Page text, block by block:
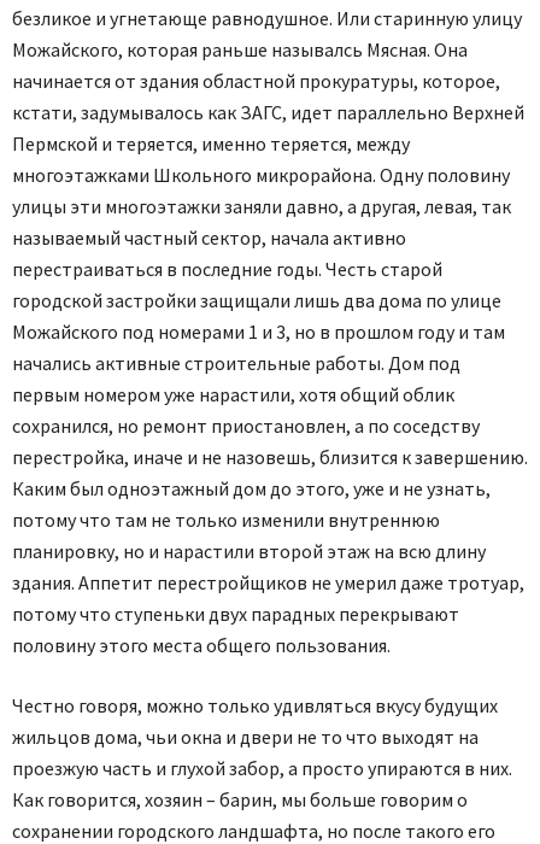
безликое и угнетающе равнодушное. Или старинную улицу
Можайского, которая раньше называлсь Мясная. Она
начинается от здания областной прокуратуры, которое,
кстати, задумывалось как ЗАГС, идет параллельно Верхней
Пермской и теряется, именно теряется, между
многоэтажками Школьного микрорайона. Одну половину
улицы эти многоэтажки заняли давно, а другая, левая, так
называемый частный сектор, начала активно
перестраиваться в последние годы. Честь старой
городской застройки защищали лишь два дома по улице
Можайского под номерами 1 и 3, но в прошлом году и там
начались активные строительные работы. Дом под
первым номером уже нарастили, хотя общий облик
сохранился, но ремонт приостановлен, а по соседству
перестройка, иначе и не назовешь, близится к завершению.
Каким был одноэтажный дом до этого, уже и не узнать,
потому что там не только изменили внутреннюю
планировку, но и нарастили второй этаж на всю длину
здания. Аппетит перестройщиков не умерил даже тротуар,
потому что ступеньки двух парадных перекрывают
половину этого места общего пользования.
Честно говоря, можно только удивляться вкусу будущих
жильцов дома, чьи окна и двери не то что выходят на
проезжую часть и глухой забор, а просто упираются в них.
Как говорится, хозяин – барин, мы больше говорим о
сохранении городского ландшафта, но после такого его